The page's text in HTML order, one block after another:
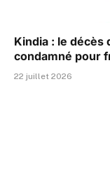
Kindia : le décès
condamné pour
22 juillet 2026